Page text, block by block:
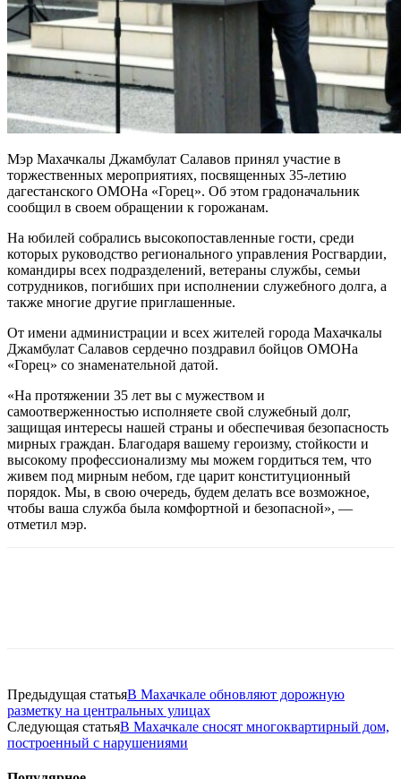
Мэр Махачкалы Джамбулат Салавов принял участие в
торжественных мероприятиях, посвященных 35-летию
дагестанского ОМОНа «Горец». Об этом градоначальник
сообщил в своем обращении к горожанам.
На юбилей собрались высокопоставленные гости, среди
которых руководство регионального управления Росгвардии,
командиры всех подразделений, ветераны службы, семьи
сотрудников, погибших при исполнении служебного долга, а
также многие другие приглашенные.
От имени администрации и всех жителей города Махачкалы
Джамбулат Салавов сердечно поздравил бойцов ОМОНа
«Горец» со знаменательной датой.
«На протяжении 35 лет вы с мужеством и
самоотверженностью исполняете свой служебный долг,
защищая интересы нашей страны и обеспечивая безопасность
мирных граждан. Благодаря вашему героизму, стойкости и
высокому профессионализму мы можем гордиться тем, что
живем под мирным небом, где царит конституционный
порядок. Мы, в свою очередь, будем делать все возможное,
чтобы ваша служба была комфортной и безопасной», —
отметил мэр.
Предыдущая статьяВ Махачкале обновляют дорожную
разметку на центральных улицах
Следующая статьяВ Махачкале сносят многоквартирный дом,
построенный с нарушениями